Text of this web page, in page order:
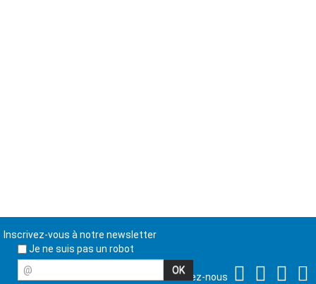
Inscrivez-vous à notre newsletter
Je ne suis pas un robot
@
Suivez-nous